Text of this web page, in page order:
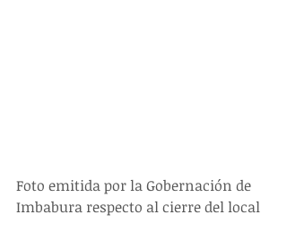
Foto emitida por la Gobernación de
Imbabura respecto al cierre del local